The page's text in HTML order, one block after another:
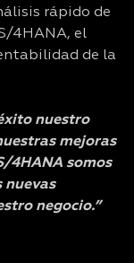
rápido de
4HANA, el
de la
nuestro
mejoras
4HANA somos
nuevas
negocio.”